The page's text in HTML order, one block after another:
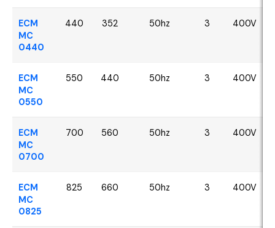
ECM
MC
0440
440 352 50hz 3 400V
ECM
MC
0550
550 440 50hz 3 400V
ECM
MC
0700
700 560 50hz 3 400V
ECM
MC
0825
825 660 50hz 3 400V